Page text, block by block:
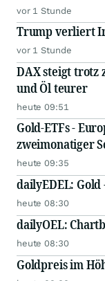
vor 1 Stunde
Trump verliert
vor 1 Stunde
DAX steigt trotz
und Öl teurer
heute 09:51
Gold-ETFs -
zweimonatiger
heute 09:35
dailyEDEL:
heute 08:30
dailyOEL:
heute 08:30
Goldpreis im